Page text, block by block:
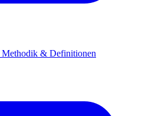
Methodik & Definitionen